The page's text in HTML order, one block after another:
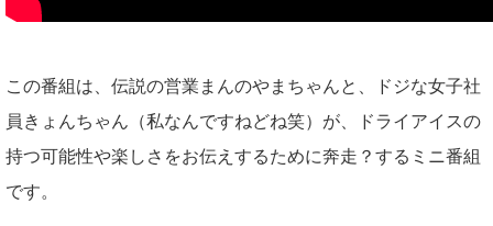
この番組は、伝説の営業まんのやまちゃんと、ドジな女子社
員きょんちゃん（私なんですねどね笑）が、ドライアイスの
持つ可能性や楽しさをお伝えするために奔走？するミニ番組
です。